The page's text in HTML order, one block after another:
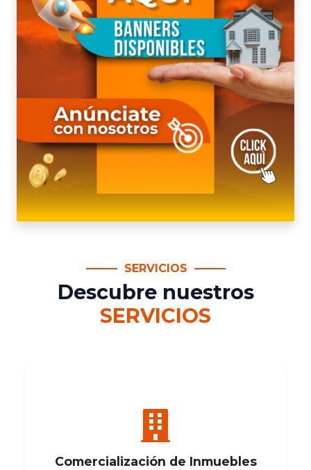
SERVICIOS
Descubre nuestros
SERVICIOS
Comercialización de Inmuebles